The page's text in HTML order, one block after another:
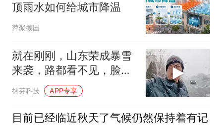
顶雨水如何给城市降温
萍聚德国
就在刚刚，山东荣成暴雪
来袭，路都看不见，脸如
刀割
徕芬科技 APP专享
目前已经临近秋天了气候仍然保持着有记